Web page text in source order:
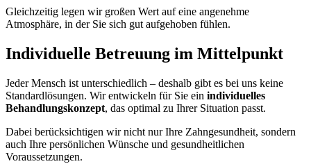
Gleichzeitig legen wir großen Wert auf eine angenehme
Atmosphäre, in der Sie sich gut aufgehoben fühlen.
Individuelle Betreuung im Mittelpunkt
Jeder Mensch ist unterschiedlich – deshalb gibt es bei uns keine
Standardlösungen. Wir entwickeln für Sie ein individuelles
Behandlungskonzept, das optimal zu Ihrer Situation passt.
Dabei berücksichtigen wir nicht nur Ihre Zahngesundheit, sondern
auch Ihre persönlichen Wünsche und gesundheitlichen
Voraussetzungen.